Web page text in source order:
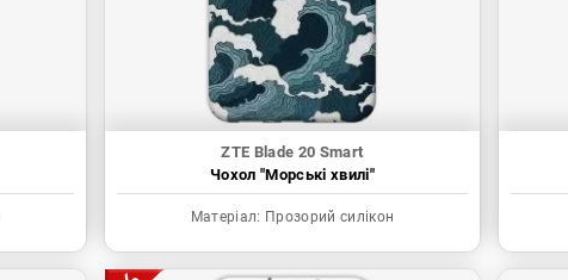
ZTE Blade 20 Smart
Чохол "Морські хвилі"
Матеріал: Прозорий силікон